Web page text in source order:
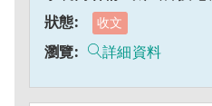
收文
詳細資料